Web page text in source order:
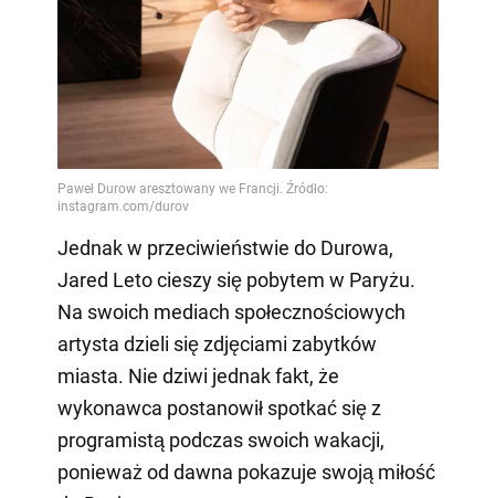
Jednak w przeciwieństwie do Durowa,
Jared Leto cieszy się pobytem w Paryżu.
Na swoich mediach społecznościowych
artysta dzieli się zdjęciami zabytków
miasta. Nie dziwi jednak fakt, że
wykonawca postanowił spotkać się z
programistą podczas swoich wakacji,
ponieważ od dawna pokazuje swoją miłość